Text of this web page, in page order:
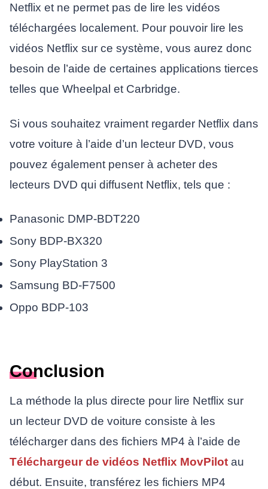
Netflix et ne permet pas de lire les vidéos
téléchargées localement. Pour pouvoir lire les
vidéos Netflix sur ce système, vous aurez donc
besoin de l’aide de certaines applications tierces
telles que Wheelpal et Carbridge.
Si vous souhaitez vraiment regarder Netflix dans
votre voiture à l’aide d’un lecteur DVD, vous
pouvez également penser à acheter des
lecteurs DVD qui diffusent Netflix, tels que :
Panasonic DMP-BDT220
Sony BDP-BX320
Sony PlayStation 3
Samsung BD-F7500
Oppo BDP-103
Conclusion
La méthode la plus directe pour lire Netflix sur
un lecteur DVD de voiture consiste à les
télécharger dans des fichiers MP4 à l’aide de
Téléchargeur de vidéos Netflix MovPilotau
début. Ensuite, transférez les fichiers MP4